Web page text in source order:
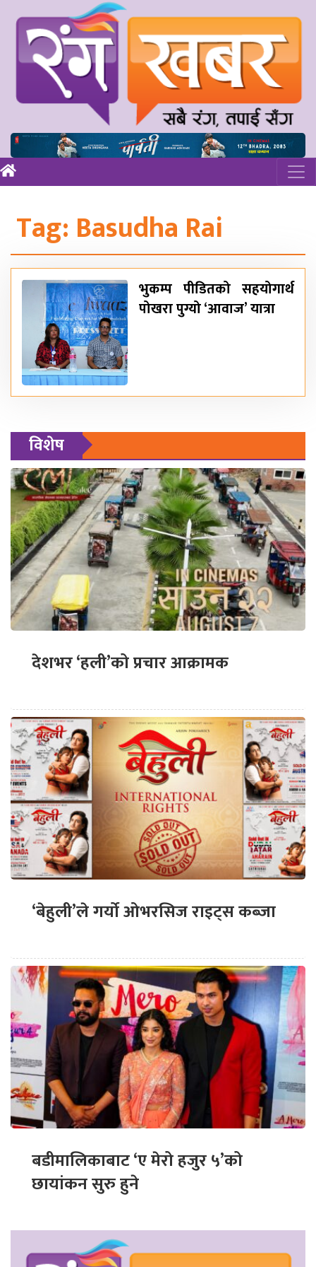
Tag: Basudha Rai
भुकम्प पीडितको सहयोगार्थ
पोखरा पुग्यो ‘आवाज’ यात्रा
विशेष
देशभर ‘हली’को प्रचार आक्रामक
‘बेहुली’ले गर्यो ओभरसिज राइट्स कब्जा
बडीमालिकाबाट ‘ए मेरो हजुर ५’को
छायांकन सुरु हुने